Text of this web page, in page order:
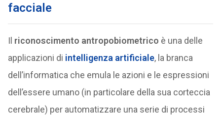
facciale
Il riconoscimento antropobiometrico è una delle
applicazioni di intelligenza artificiale, la branca
dell’informatica che emula le azioni e le espressioni
dell’essere umano (in particolare della sua corteccia
cerebrale) per automatizzare una serie di processi